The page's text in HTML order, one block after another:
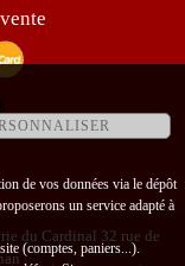
du Cardinal 32 rue de
de vos données via le dépôt
un service adapté à
(comptes, paniers...).